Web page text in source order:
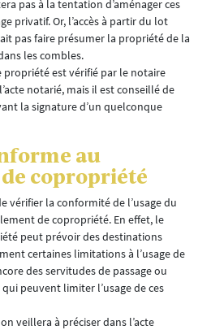
pas à la tentation d’aménager ces
privatif. Or, l’accès à partir du lot
pas faire présumer la propriété de la
les combles.
propriété est vérifié par le notaire
notarié, mais il est conseillé de
la signature d’un quelconque
au
copropriété
vérifier la conformité de l’usage du
de copropriété. En effet, le
peut prévoir des destinations
certaines limitations à l’usage de
des servitudes de passage ou
peuvent limiter l’usage de ces
veillera à préciser dans l’acte